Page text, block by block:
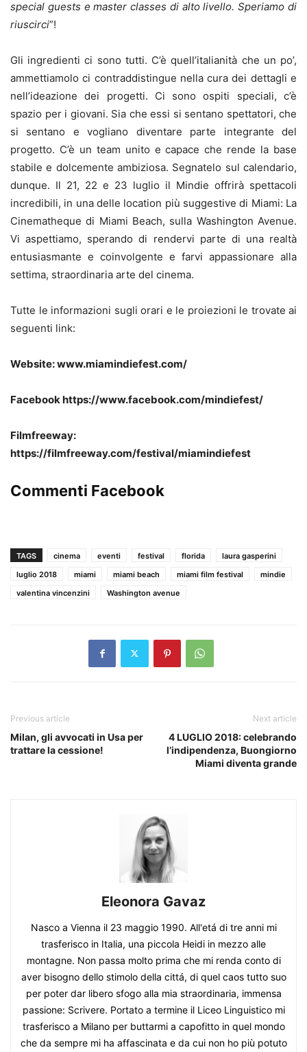
special guests e master classes di alto livello.Speriamo di
riuscirci”!
Gli ingredienti ci sono tutti. C’è quell’italianità che un po’,
ammettiamolo ci contraddistingue nella cura dei dettagli e
nell’ideazione dei progetti. Ci sono ospiti speciali, c’è
spazio per i giovani. Sia che essi si sentano spettatori, che
si sentano e vogliano diventare parte integrante del
progetto. C’è un team unito e capace che rende la base
stabile e dolcemente ambiziosa. Segnatelo sul calendario,
dunque. Il 21, 22 e 23 luglio il Mindie offrirà spettacoli
incredibili, in una delle location più suggestive di Miami: La
Cinematheque di Miami Beach, sulla Washington Avenue.
Vi aspettiamo, sperando di rendervi parte di una realtà
entusiasmante e coinvolgente e farvi appassionare alla
settima, straordinaria arte del cinema.
Tutte le informazioni sugli orari e le proiezioni le trovate ai
seguenti link:
Website: www.miamindiefest.com/
Facebook https://www.facebook.com/mindiefest/
Filmfreeway:
https://filmfreeway.com/festival/miamindiefest
Commenti Facebook
TAGS cinema eventi festival florida
laura gasperini
luglio 2018
miami miami beach miami film festival
mindie
valentina vincenzini
Washington avenue
Previous article
Milan, gli avvocati in Usa per
trattare la cessione!
Next article
4 LUGLIO 2018: celebrando
l’indipendenza, Buongiorno
Miami diventa grande
Eleonora Gavaz
Nasco a Vienna il 23 maggio 1990. All'etá di tre anni mi
trasferisco in Italia, una piccola Heidi in mezzo alle
montagne. Non passa molto prima che mi renda conto di
aver bisogno dello stimolo della cittá, di quel caos tutto suo
per poter dar libero sfogo alla mia straordinaria, immensa
passione: Scrivere. Portato a termine il Liceo Linguistico mi
trasferisco a Milano per buttarmi a capofitto in quel mondo
che da sempre mi ha affascinata e da cui non ho più potuto